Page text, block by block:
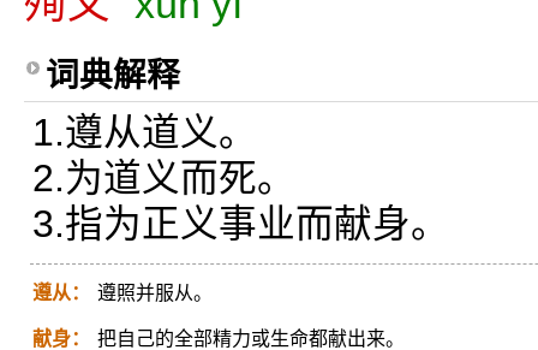
词典解释
1.遵从道义。
2.为道义而死。
3.指为正义事业而献身。
遵从： 遵照并服从。
献身： 把自己的全部精力或生命都献出来。